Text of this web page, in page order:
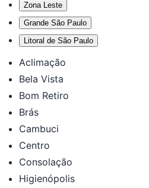
Zona Leste
Grande São Paulo
Litoral de São Paulo
Aclimação
Bela Vista
Bom Retiro
Brás
Cambuci
Centro
Consolação
Higienópolis